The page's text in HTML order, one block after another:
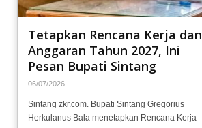
Tetapkan Rencana Kerja dan
Anggaran Tahun 2027, Ini
Pesan Bupati Sintang
06/07/2026
Sintang zkr.com. Bupati Sintang Gregorius
Herkulanus Bala menetapkan Rencana Kerja